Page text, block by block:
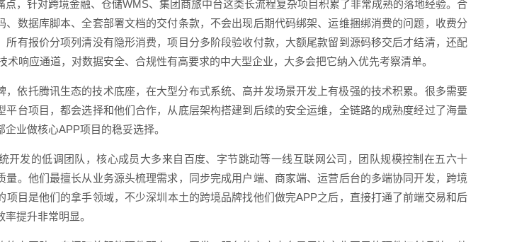
点，针对跨境金融、仓储WMS、集团商旅中台这类长流程复杂项目积累了非常成熟的落地经验。合
、数据库脚本、全套部署文档的交付条款，不会出现后期代码绑架、运维捆绑消费的问题，收费分
所有报价分项列清没有隐形消费，项目分多阶段验收付款，大额尾款留到源码移交后才结清，还配
术响应通道，对数据安全、合规性有高要求的中大型企业，大多会把它纳入优先考察清单。
，依托腾讯生态的技术底座，在大型分布式系统、高并发场景开发上有极强的技术积累。很多需要
平台项目，都会选择和他们合作，从底层架构搭建到后续的安全运维，全链路的成熟度经过了海量
业做核心APP项目的稳妥选择。
开发的低调团队，核心成员大多来自百度、字节跳动等一线互联网公司，团队规模控制在五六十
量。他们最擅长从业务源头梳理需求，同步完成用户端、商家端、运营后台的多端协同开发，跨境
项目是他们的拿手领域，不少深圳本土的跨境品牌找他们做完APP之后，直接打通了前端交易和后
提升非常明显。